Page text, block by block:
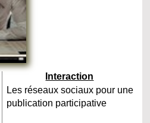
Interaction
Les réseaux sociaux pour une
publication participative